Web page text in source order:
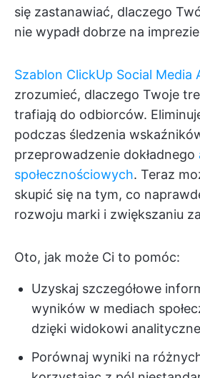
się zastanawiać, dlaczego
nie wypadł dobrze na
Szablon ClickUp Social Media
zrozumieć, dlaczego Twoje
trafiają do odbiorców.
podczas śledzenia
przeprowadzenie dokładnego
społecznościowych. Teraz
skupić się na tym, co
rozwoju marki i zwiększaniu
Oto, jak może Ci to pomóc:
Uzyskaj szczegółowe
wyników w mediach
dzięki widokowi
Porównaj wyniki na